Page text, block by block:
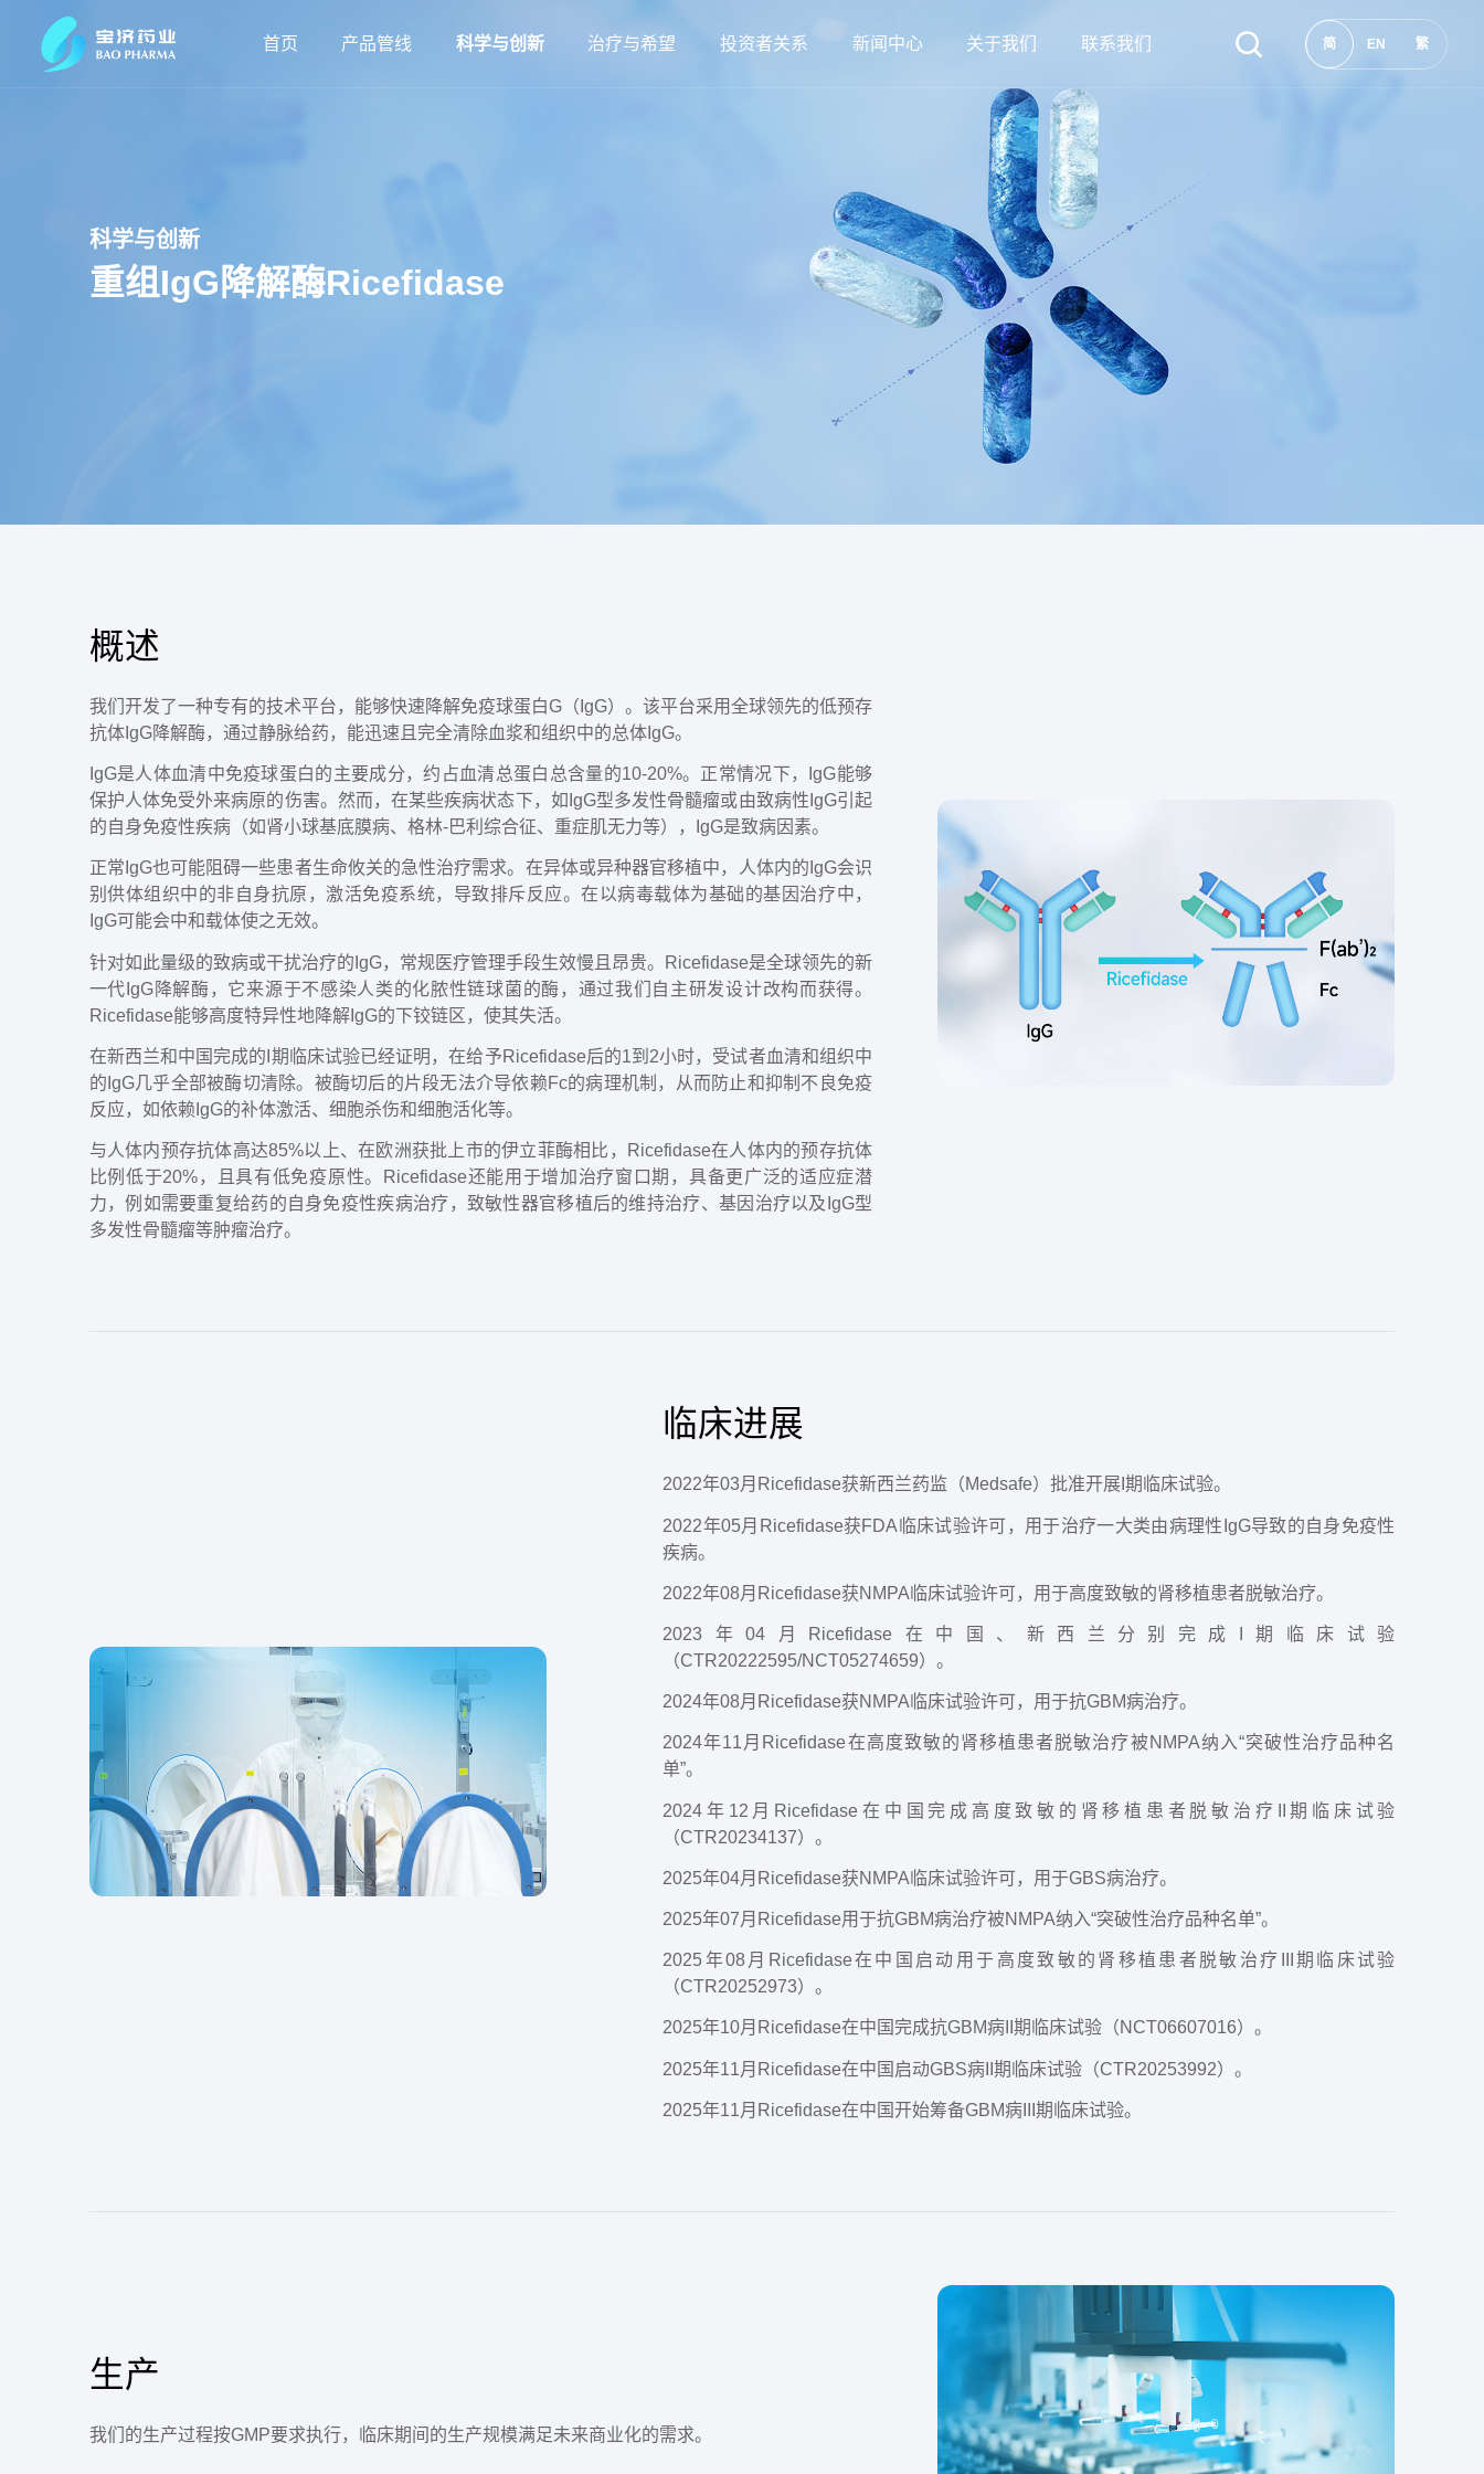
首页 产品管线 科学与创新 治疗与希望 投资者关系 新闻中心 关于我们 联系我们 简 EN 繁
科学与创新
重组IgG降解酶Ricefidase
概述
我们开发了一种专有的技术平台，能够快速降解免疫球蛋白G（IgG）。该平台采用全球领先的低预存
抗体IgG降解酶，通过静脉给药，能迅速且完全清除血浆和组织中的总体IgG。
IgG是人体血清中免疫球蛋白的主要成分，约占血清总蛋白总含量的10-20%。正常情况下，IgG能够
保护人体免受外来病原的伤害。然而，在某些疾病状态下，如IgG型多发性骨髓瘤或由致病性IgG引起
的自身免疫性疾病（如肾小球基底膜病、格林-巴利综合征、重症肌无力等），IgG是致病因素。
正常IgG也可能阻碍一些患者生命攸关的急性治疗需求。在异体或异种器官移植中，人体内的IgG会识
别供体组织中的非自身抗原，激活免疫系统，导致排斥反应。在以病毒载体为基础的基因治疗中，
IgG可能会中和载体使之无效。
针对如此量级的致病或干扰治疗的IgG，常规医疗管理手段生效慢且昂贵。Ricefidase是全球领先的新
一代IgG降解酶，它来源于不感染人类的化脓性链球菌的酶，通过我们自主研发设计改构而获得。
Ricefidase能够高度特异性地降解IgG的下铰链区，使其失活。
在新西兰和中国完成的I期临床试验已经证明，在给予Ricefidase后的1到2小时，受试者血清和组织中
的IgG几乎全部被酶切清除。被酶切后的片段无法介导依赖Fc的病理机制，从而防止和抑制不良免疫
反应，如依赖IgG的补体激活、细胞杀伤和细胞活化等。
与人体内预存抗体高达85%以上、在欧洲获批上市的伊立菲酶相比，Ricefidase在人体内的预存抗体
比例低于20%，且具有低免疫原性。Ricefidase还能用于增加治疗窗口期，具备更广泛的适应症潜
力，例如需要重复给药的自身免疫性疾病治疗，致敏性器官移植后的维持治疗、基因治疗以及IgG型
多发性骨髓瘤等肿瘤治疗。
临床进展
2022年03月Ricefidase获新西兰药监（Medsafe）批准开展I期临床试验。
2022年05月Ricefidase获FDA临床试验许可，用于治疗一大类由病理性IgG导致的自身免疫性
疾病。
2022年08月Ricefidase获NMPA临床试验许可，用于高度致敏的肾移植患者脱敏治疗。
2023年04月Ricefidase在中国、新西兰分别完成I期临床试验
（CTR20222595/NCT05274659）。
2024年08月Ricefidase获NMPA临床试验许可，用于抗GBM病治疗。
2024年11月Ricefidase在高度致敏的肾移植患者脱敏治疗被NMPA纳入“突破性治疗品种名
单”。
2024年12月Ricefidase在中国完成高度致敏的肾移植患者脱敏治疗II期临床试验
（CTR20234137）。
2025年04月Ricefidase获NMPA临床试验许可，用于GBS病治疗。
2025年07月Ricefidase用于抗GBM病治疗被NMPA纳入“突破性治疗品种名单”。
2025年08月Ricefidase在中国启动用于高度致敏的肾移植患者脱敏治疗III期临床试验
（CTR20252973）。
2025年10月Ricefidase在中国完成抗GBM病II期临床试验（NCT06607016）。
2025年11月Ricefidase在中国启动GBS病II期临床试验（CTR20253992）。
2025年11月Ricefidase在中国开始筹备GBM病III期临床试验。
生产
我们的生产过程按GMP要求执行，临床期间的生产规模满足未来商业化的需求。